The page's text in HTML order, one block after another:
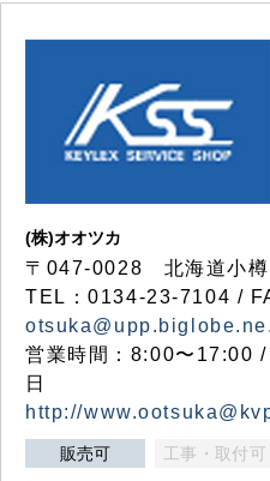
(株)オオツカ
〒047-0028 北海道小樽
TEL：0134-23-7104 /
営業時間：8:00〜17:00 /
日
http://
販売可 工事・取付可